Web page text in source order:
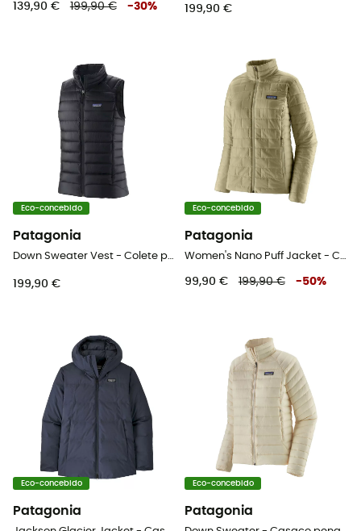
139,90 € 199,90 € -30% 199,90 €
Eco-concebido
Patagonia
199,90 €
Eco-concebido
Patagonia
99,90 € 199,90 € -50%
Eco-concebido
Patagonia
Eco-concebido
Patagonia